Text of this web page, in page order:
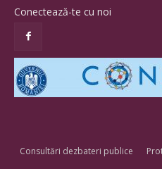
Conectează-te cu noi
Consultări dezbateri publice